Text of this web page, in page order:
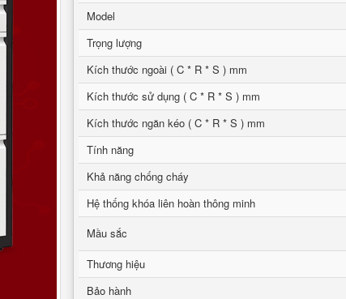
Model
Trọng lượng
Kích thước ngoài ( C * R * S ) mm
Kích thước sử dụng ( C * R * S ) mm
Kích thước ngăn kéo ( C * R * S ) mm
Tính năng
Khả năng chống cháy
Hệ thống khóa liên hoàn thông minh
Mầu sắc
Thương hiệu
Bảo hành